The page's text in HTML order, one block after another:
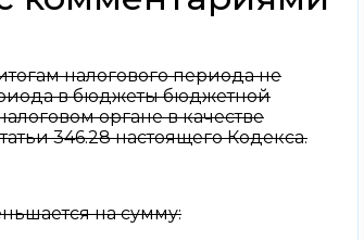
налогового периода не
в бюджеты бюджетной
органе в качестве
346.28 настоящего Кодекса.
на сумму: